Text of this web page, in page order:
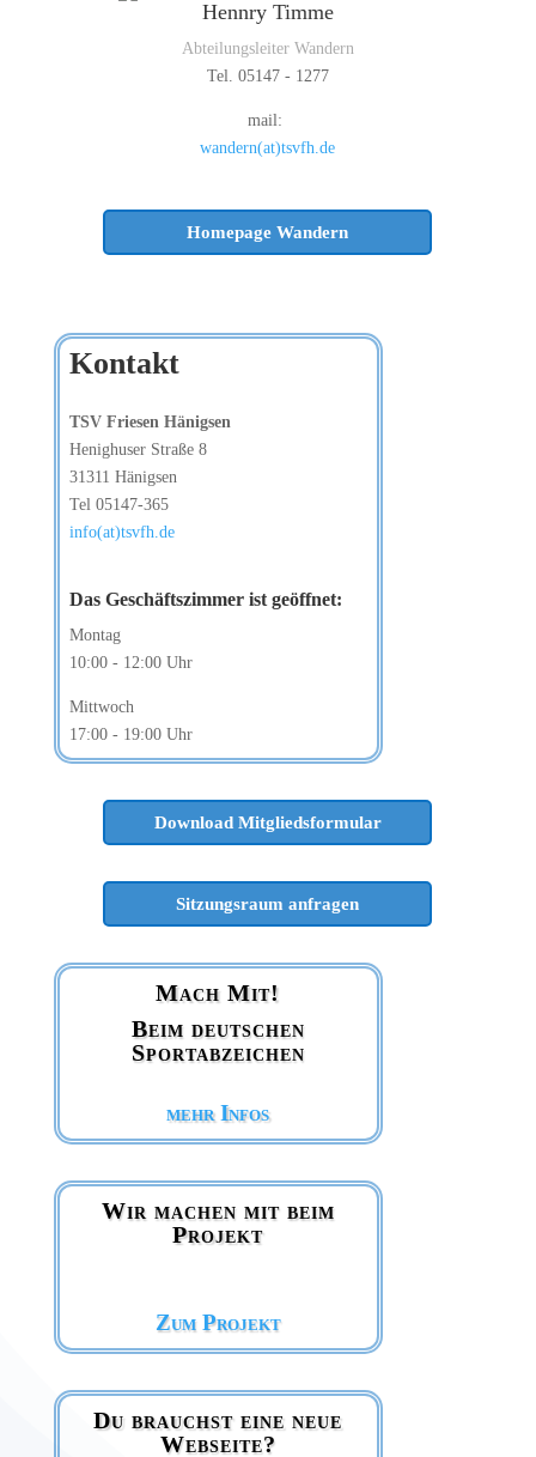
Hennry Timme
Abteilungsleiter Wandern
Tel. 05147 - 1277
mail:
wandern(at)tsvfh.de
Homepage Wandern
Kontakt
TSV Friesen Hänigsen
Henighuser Straße 8
31311 Hänigsen
Tel 05147-365
info(at)tsvfh.de
Das Geschäftszimmer ist geöffnet:
Montag
10:00 - 12:00 Uhr
Mittwoch
17:00 - 19:00 Uhr
Download Mitgliedsformular
Sitzungsraum anfragen
Mach Mit!
Beim deutschen
Sportabzeichen
mehr Infos
Wir machen mit beim
Projekt
Zum Projekt
Du brauchst eine neue
Webseite?